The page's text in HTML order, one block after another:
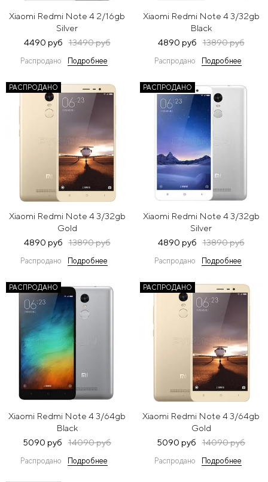
Xiaomi Redmi Note 4 2/16gb
Silver
4490 руб
13490 руб
Распродано Подробнее
Xiaomi Redmi Note 4 3/32gb
Black
4890 руб
13890 руб
Распродано Подробнее
РАСПРОДАНО
Xiaomi Redmi Note 4 3/32gb
Gold
4890 руб
13890 руб
Распродано Подробнее
РАСПРОДАНО
Xiaomi Redmi Note 4 3/32gb
Silver
4890 руб
13890 руб
Распродано Подробнее
РАСПРОДАНО
Xiaomi Redmi Note 4 3/64gb
Black
5090 руб
14090 руб
Распродано Подробнее
РАСПРОДАНО
Xiaomi Redmi Note 4 3/64gb
Gold
5090 руб
14090 руб
Распродано Подробнее